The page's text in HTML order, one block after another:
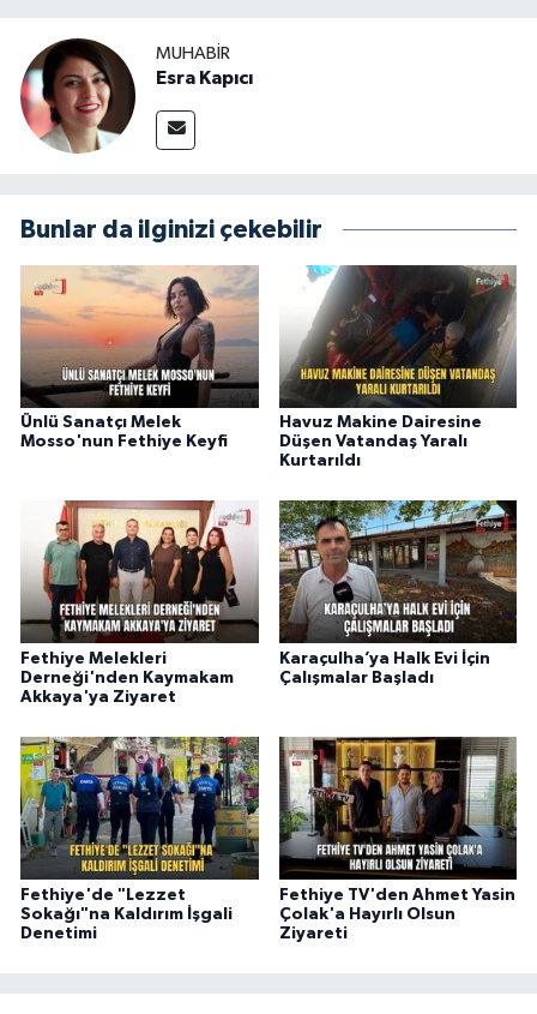
MUHABİR
Esra Kapıcı
Bunlar da ilginizi çekebilir
Ünlü Sanatçı Melek
Mosso'nun Fethiye Keyfi
Havuz Makine Dairesine
Düşen Vatandaş Yaralı
Kurtarıldı
Fethiye Melekleri
Derneği'nden Kaymakam
Akkaya'ya Ziyaret
Karaçulha’ya Halk Evi İçin
Çalışmalar Başladı
Fethiye'de "Lezzet
Sokağı"na Kaldırım İşgali
Denetimi
Fethiye TV'den Ahmet Yasin
Çolak'a Hayırlı Olsun
Ziyareti